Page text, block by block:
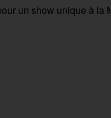
un show unique à la